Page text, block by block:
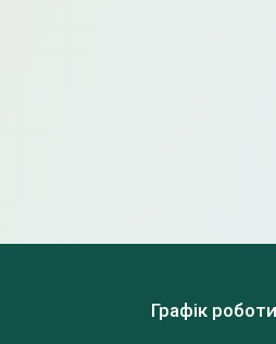
Графік роботи